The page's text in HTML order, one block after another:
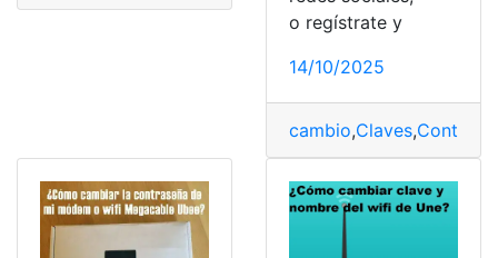
o regístrate y
14/10/2025
cambio,Claves,